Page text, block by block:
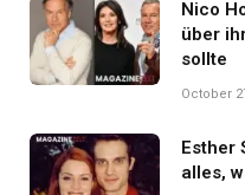
Nico
über
sollte
October
Esther
alles,